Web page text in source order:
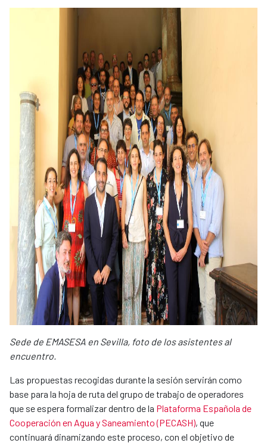
Sede de EMASESA en Sevilla, foto de los asistentes al
encuentro.
Las propuestas recogidas durante la sesión servirán como
base para la hoja de ruta del grupo de trabajo de operadores
que se espera formalizar dentro de la Plataforma Española de
Cooperación en Agua y Saneamiento (PECASH), que
continuará dinamizando este proceso, con el objetivo de